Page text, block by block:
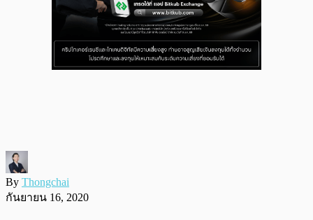
By Thongchai
กันยายน 16, 2020